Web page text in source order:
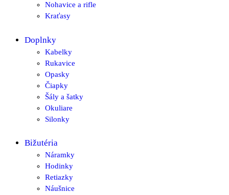
Nohavice a rifle
Kraťasy
Doplnky
Kabelky
Rukavice
Opasky
Čiapky
Šály a šatky
Okuliare
Silonky
Bižutéria
Náramky
Hodinky
Retiazky
Náušnice